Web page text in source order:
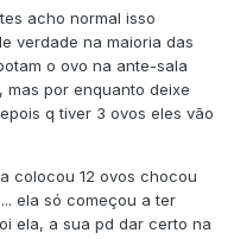
acho normal isso
verdade na maioria das
o ovo na ante-sala
por enquanto deixe
q tiver 3 ovos eles vão
colocou 12 ovos chocou
ela só começou a ter
ela, a sua pd dar certo na